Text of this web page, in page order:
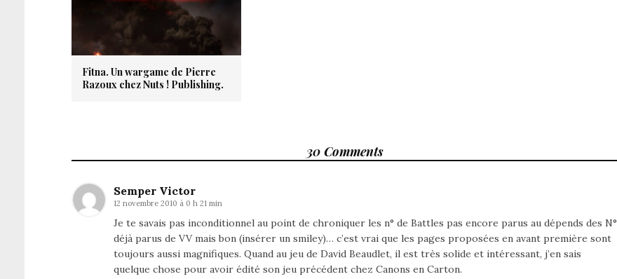
Fitna. Un wargame de Pierre
Razoux chez Nuts ! Publishing.
30 Comments
Semper Victor
12 novembre 2010 à 0 h 21 min
Je te savais pas inconditionnel au point de chroniquer les n° de Battles pas encore parus au dépends des N°
déjà parus de VV mais bon (insérer un smiley)… c’est vrai que les pages proposées en avant première sont
toujours aussi magnifiques. Quand au jeu de David Beaudlet, il est très solide et intéressant, j’en sais
quelque chose pour avoir édité son jeu précédent chez Canons en Carton.